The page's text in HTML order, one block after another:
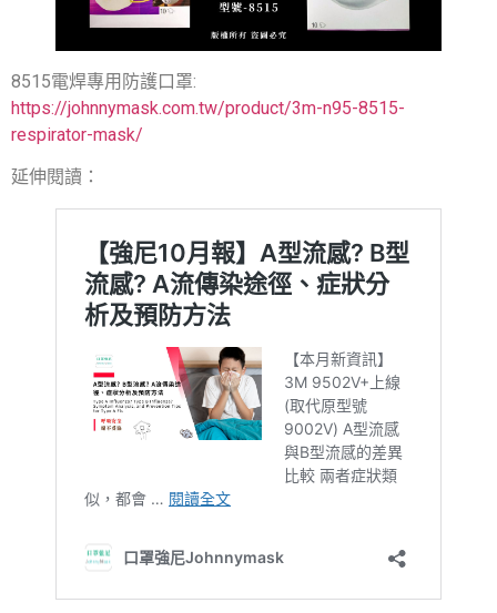
8515電焊專用防護口罩:
https://johnnymask.com.tw/product/3m-n95-8515-
respirator-mask/
延伸閱讀：